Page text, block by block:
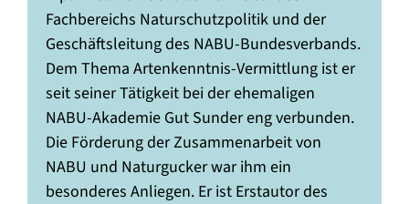
Fachbereichs Naturschutzpolitik und der
Geschäftsleitung des NABU-Bundesverbands.
Dem Thema Artenkenntnis-Vermittlung ist er
seit seiner Tätigkeit bei der ehemaligen
NABU-Akademie Gut Sunder eng verbunden.
Die Förderung der Zusammenarbeit von
NABU und Naturgucker war ihm ein
besonderes Anliegen. Er ist Erstautor des